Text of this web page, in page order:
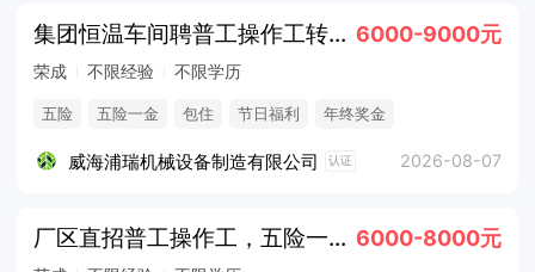
集团恒温车间聘普工操作工转运工月9k 6000-9000元
荣成 不限经验 不限学历
五险 五险一金 包住 节日福利 年终奖金
法定节假日
威海浦瑞机械设备制造有限公司 认证 2026-08-07
厂区直招普工操作工，五险一金提供吃住 6000-8000元